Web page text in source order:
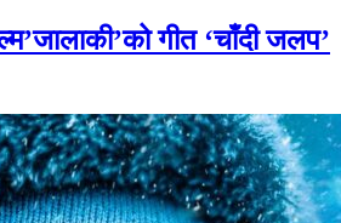
गीत ‘चाँदी जलप’